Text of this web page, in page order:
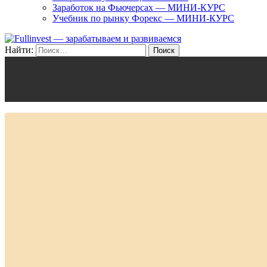
Заработок на Фьючерсах — МИНИ-КУРС
Учебник по рынку Форекс — МИНИ-КУРС
Найти: